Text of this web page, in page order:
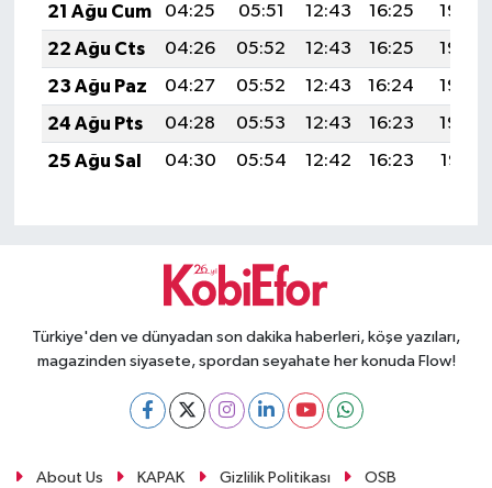
21 Ağu Cum
04:25 05:51 12:43 16:25
19:26
22 Ağu Cts
04:26 05:52 12:43 16:25
19:25
23 Ağu Paz
04:27 05:52 12:43 16:24
19:23
24 Ağu Pts
04:28 05:53 12:43 16:23
19:22
25 Ağu Sal
04:30 05:54 12:42 16:23 19:21
Türkiye'den ve dünyadan son dakika haberleri, köşe yazıları,
magazinden siyasete, spordan seyahate her konuda Flow!
About Us KAPAK Gizlilik Politikası OSB